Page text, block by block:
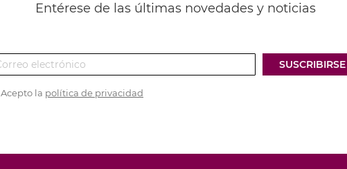
Entérese de las últimas novedades y noticias
SUSCRIBIRSE
Acepto la política de privacidad